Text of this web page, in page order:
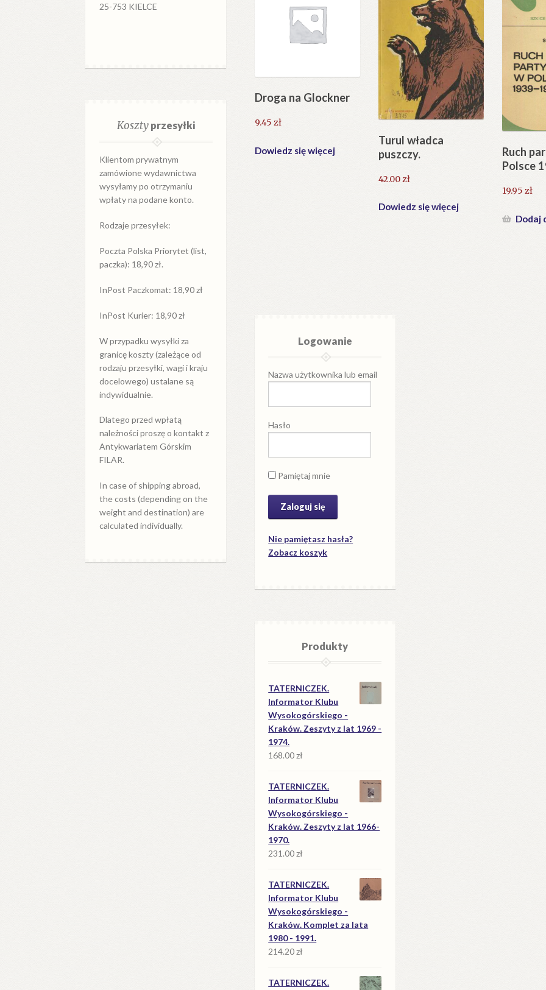
Droga na Glockner
9.45 zł
Dowiedz się więcej
Turul władca
puszczy.
42.00zł
Dowiedz się więcej
Ruch
Polsce
19.95zł
Dodaj
25-753 KIELCE
Kosztyprzesyłki
Klientom prywatnym
zamówione wydawnictwa
wysyłamy po otrzymaniu
wpłaty na podane konto.
Rodzaje przesyłek:
Poczta Polska Priorytet (list,
paczka): 18,90 zł.
InPost Paczkomat: 18,90 zł
InPost Kurier: 18,90 zł
W przypadku wysyłkiza
granicękoszty (zależące od
rodzaju przesyłki, wagi i kraju
docelowego) ustalane są
indywidualnie.
Dlatego przed wpłatą
należności proszę o kontakt z
Antykwariatem Górskim
FILAR.
In case of shipping abroad,
the costs (depending on the
weight and destination) are
calculated individually.
Logowanie
Nazwa użytkownika lub email
Hasło
Pamiętaj mnie
Nie pamiętasz hasła?
Zobacz koszyk
Produkty
TATERNICZEK.
Informator Klubu
Wysokogórskiego -
Kraków. Zeszyty z lat 1969 -
1974.
168.00zł
TATERNICZEK.
Informator Klubu
Wysokogórskiego -
Kraków. Zeszyty z lat 1966-
1970.
231.00zł
TATERNICZEK.
Informator Klubu
Wysokogórskiego -
Kraków. Komplet za lata
1980 - 1991.
214.20zł
TATERNICZEK.